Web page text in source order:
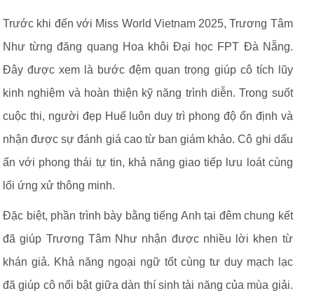
Trước khi đến với Miss World Vietnam 2025, Trương Tâm
Như từng đăng quang Hoa khôi Đại học FPT Đà Nẵng.
Đây được xem là bước đệm quan trọng giúp cô tích lũy
kinh nghiệm và hoàn thiện kỹ năng trình diễn. Trong suốt
cuộc thi, người đẹp Huế luôn duy trì phong độ ổn định và
nhận được sự đánh giá cao từ ban giám khảo. Cô ghi dấu
ấn với phong thái tự tin, khả năng giao tiếp lưu loát cùng
lối ứng xử thông minh.
Đặc biệt, phần trình bày bằng tiếng Anh tại đêm chung kết
đã giúp Trương Tâm Như nhận được nhiều lời khen từ
khán giả. Khả năng ngoại ngữ tốt cùng tư duy mạch lạc
đã giúp cô nổi bật giữa dàn thí sinh tài năng của mùa giải.